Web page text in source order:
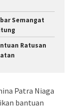
Semangat
Ratusan
Patra Niaga
bantuan